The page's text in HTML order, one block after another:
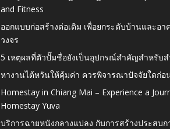
and Fitness
ออกแบบก่อสร้างต่อเติม เพื่อยกระดับบ้านและอ
วงจร
5 เหตุผลที่ตัวปั๊มชื่อยังเป็นอุปกรณ์สำคัญสำหรับ
หางานไต้หวันให้คุ้มค่า ควรพิจารณาปัจจัยใดก่
Homestay in Chiang Mai – Experience a
Homestay Yuva
บริการฉายหนังกลางแปลง กับการสร้างประสบ